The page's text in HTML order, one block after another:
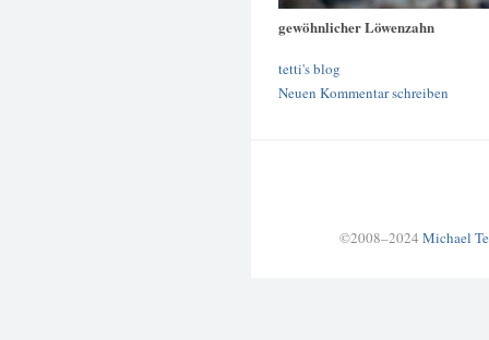
gewöhnlicher Löwenzahn
tetti's blog
Neuen Kommentar schreiben
©2008–2024 Michael